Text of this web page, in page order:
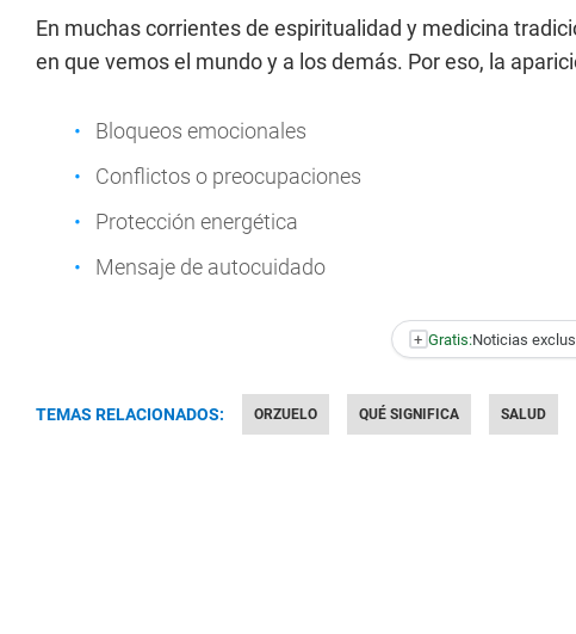
En muchas corrientes de espiritualidad y medicina
en que vemos el mundo y a los demás. Por eso, la
Bloqueos emocionales
Conflictos o preocupaciones
Protección energética
Mensaje de autocuidado
+ Gratis:Noticias
TEMAS RELACIONADOS: ORZUELO QUÉ SIGNIFICA SALUD